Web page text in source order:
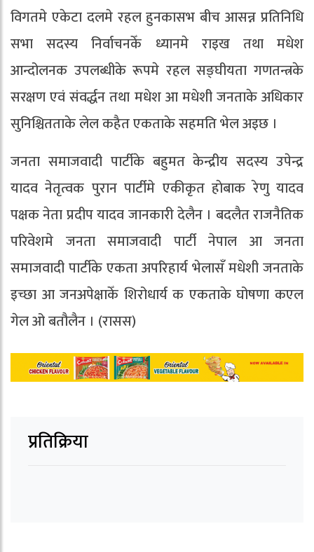
विगतमे एकेटा दलमे रहल हुनकासभ बीच आसन्न प्रतिनिधि
सभा सदस्य निर्वाचनकेँ ध्यानमे राइख तथा मधेश
आन्दोलनक उपलब्धीके रूपमे रहल सङ्घीयता गणतन्त्रके
सरक्षण एवं संवर्द्धन तथा मधेश आ मधेशी जनताके अधिकार
सुनिश्चितताके लेल कहैत एकताके सहमति भेल अइछ ।
जनता समाजवादी पार्टीके बहुमत केन्द्रीय सदस्य उपेन्द्र
यादव नेतृत्वक पुरान पार्टीमे एकीकृत हाेबाक रेणु यादव
पक्षक नेता प्रदीप यादव जानकारी देलैन । बदलैत राजनैतिक
परिवेशमे जनता समाजवादी पार्टी नेपाल आ जनता
समाजवादी पार्टीके एकता अपरिहार्य भेलासँ मधेशी जनताके
इच्छा आ जनअपेक्षाकेँ शिरोधार्य क एकताके घोषणा कएल
गेल ओ बतौलैन । (रासस)
प्रतिक्रिया